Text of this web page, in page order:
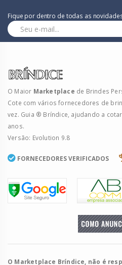
Fique por dentro de todas as
O Maior Marketplace de Brindes
Cote com vários fornecedores de
vez. Guia ® Bríndice, ajudando a
anos.
Versão: Evolution 9.8
FORNECEDORES VERIFICADOS
O Marketplace Bríndice, não é